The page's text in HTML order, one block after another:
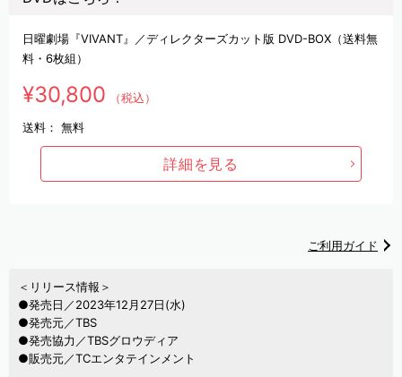
日曜劇場『VIVANT』／ディレクターズカット版 DVD-BOX（送料無
料・6枚組）
¥30,800 （税込）
送料： 無料
詳細を見る
ご利用ガイド
＜リリース情報＞
●発売日／2023年12月27日(水)
●発売元／TBS
●発売協力／TBSグロウディア
●販売元／TCエンタテインメント